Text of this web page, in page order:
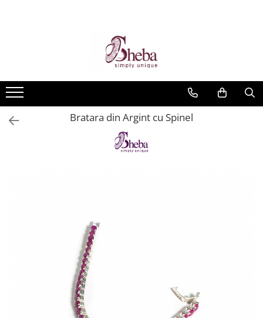
Bratara din Argint cu Spinel